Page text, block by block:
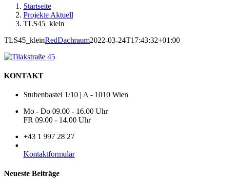
Startseite
Projekte Aktuell
TLS45_klein
TLS45_kleinRedDachraum2022-03-24T17:43:32+01:00
KONTAKT
Stubenbastei 1/10 | A - 1010 Wien
Mo - Do 09.00 - 16.00 Uhr
FR 09.00 - 14.00 Uhr
+43 1 997 28 27
Kontaktformular
Neueste Beiträge